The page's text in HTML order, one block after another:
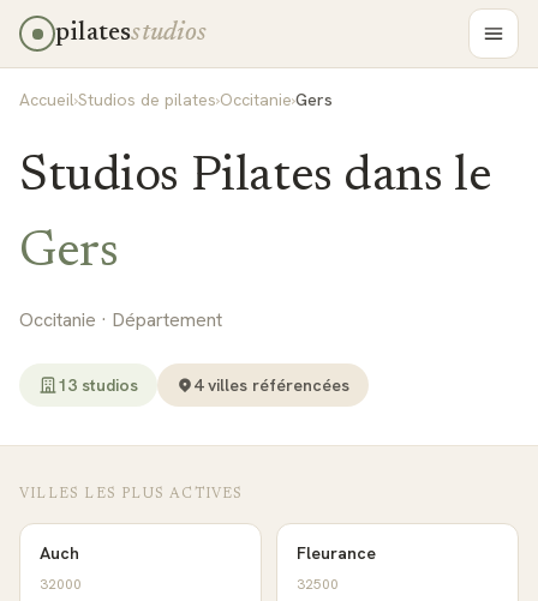
pilatesstudios
Accueil›Studios de pilates›Occitanie›Gers
Studios Pilates dans le
Gers
Occitanie · Département
13 studios 4villes référencées
VILLES LES PLUS ACTIVES
Auch
32000
Fleurance
32500